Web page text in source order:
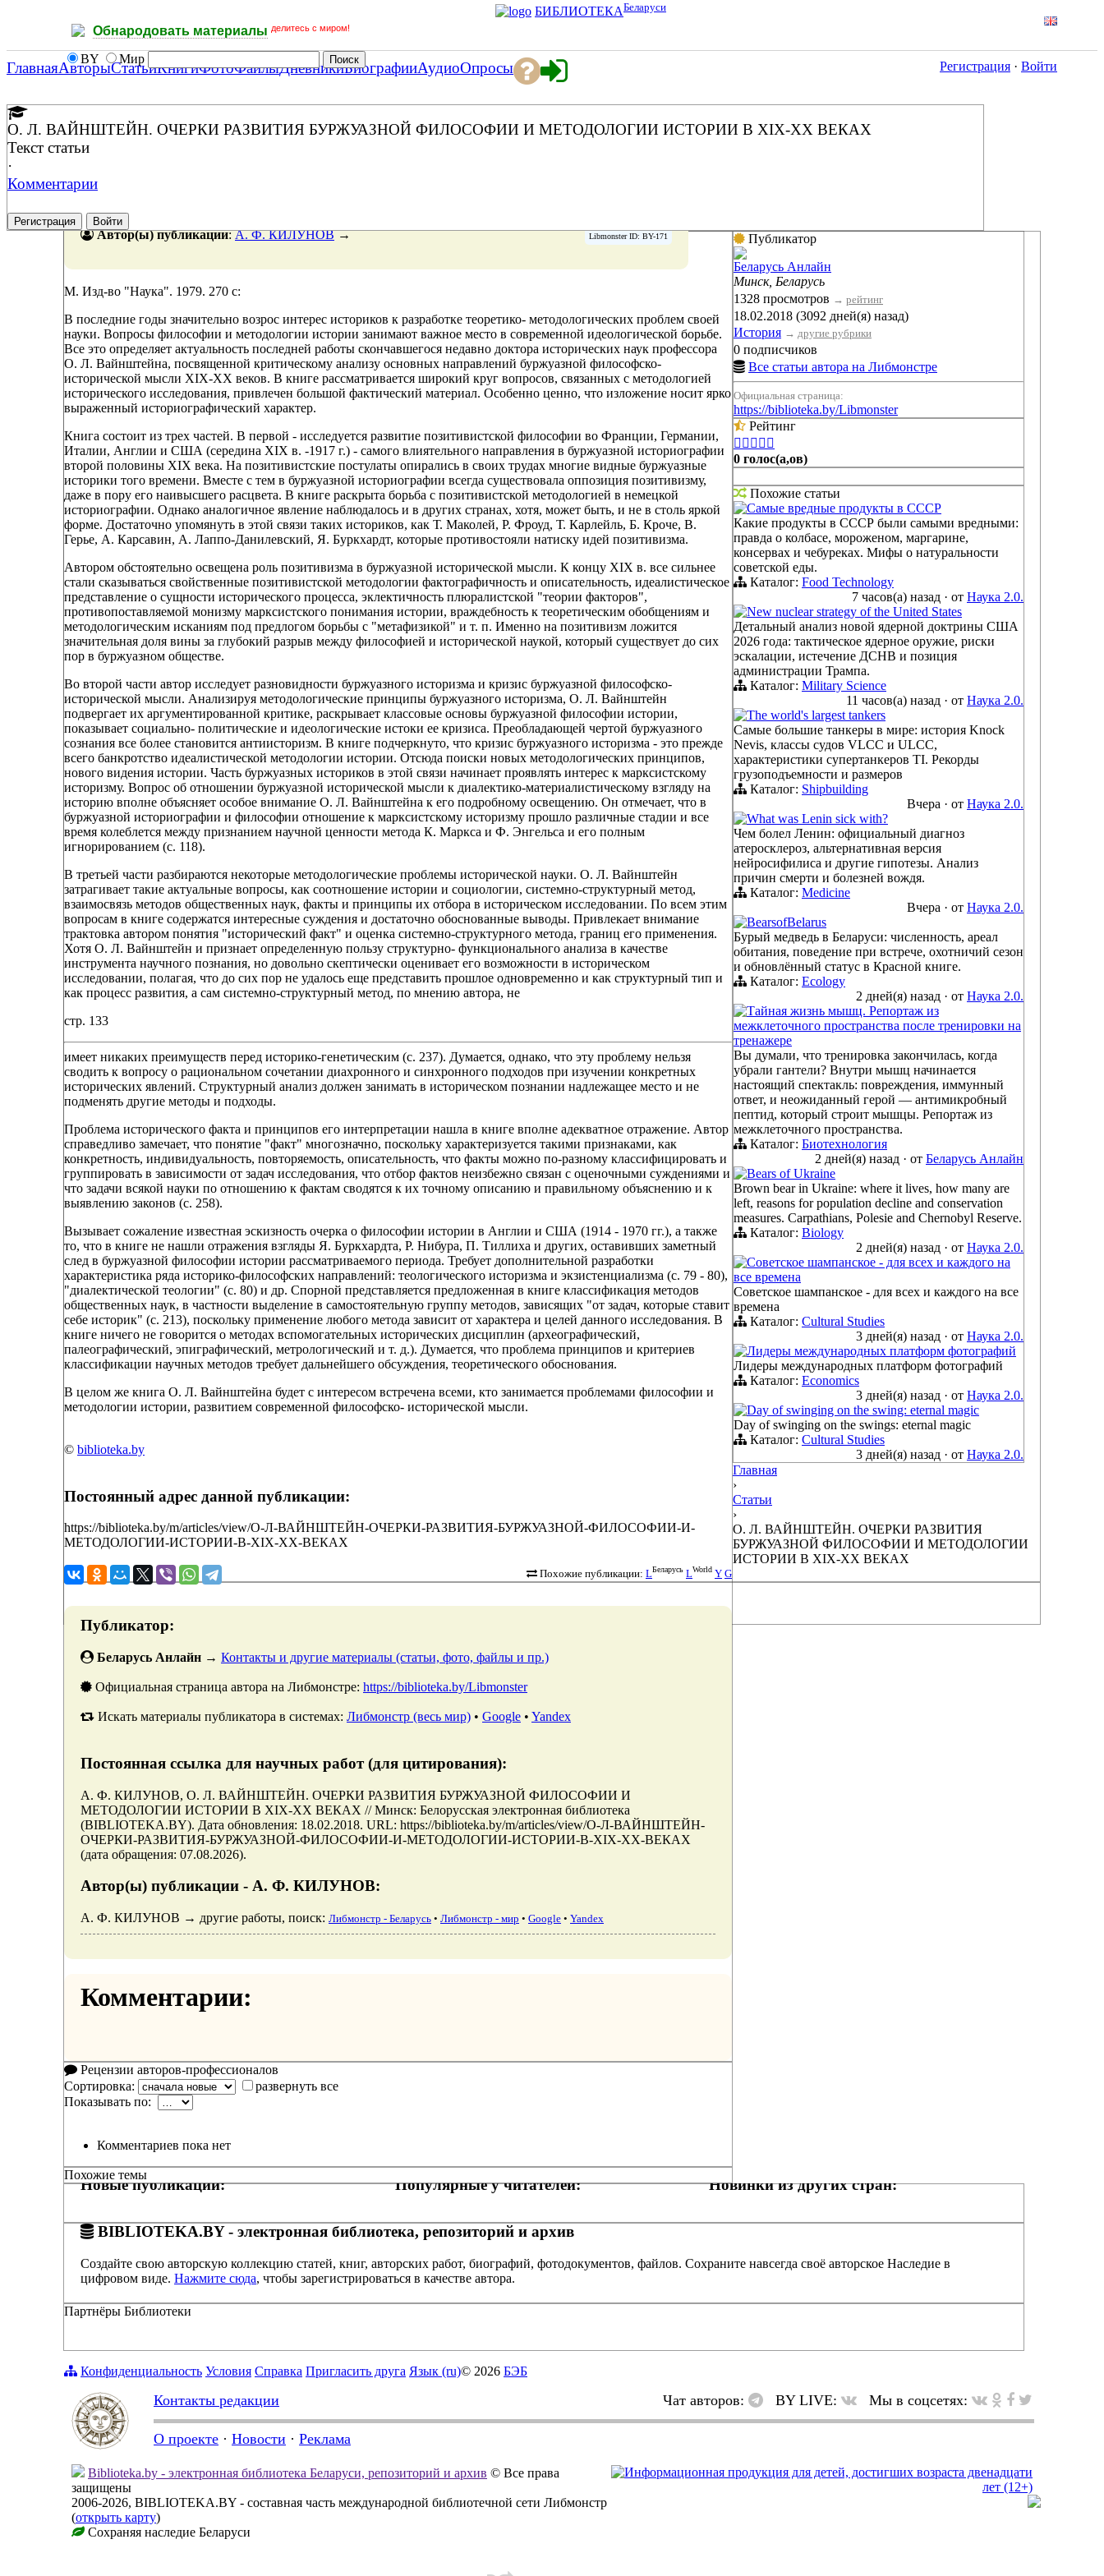
Обнародовать материалы делитесь с миром!
BY Мир
БИБЛИОТЕКАБеларуси
Регистрация · Войти
ГлавнаяАвторыСтатьиКнигиФотоФайлыДневникиБиографииАудиоОпросы
О. Л. ВАЙНШТЕЙН. ОЧЕРКИ РАЗВИТИЯ БУРЖУАЗНОЙ ФИЛОСОФИИ И МЕТОДОЛОГИИ ИСТОРИИ В XIX-XX ВЕКАХ
Текст статьи
·
Комментарии
Регистрация Войти
Libmonster ID: BY-171
Автор(ы) публикации:А. Ф. КИЛУНОВ→
М. Изд-во "Наука". 1979. 270 с:
В последние годы значительно возрос интерес историков к разработке теоретико- методологических проблем своей
науки. Вопросы философии и методологии истории занимают важное место в современной идеологической борьбе.
Все это определяет актуальность последней работы скончавшегося недавно доктора исторических наук профессора
О. Л. Вайнштейна, посвященной критическому анализу основных направлений буржуазной философско-
исторической мысли XIX-XX веков. В книге рассматривается широкий круг вопросов, связанных с методологией
исторического исследования, привлечен большой фактический материал. Особенно ценно, что изложение носит ярко
выраженный историографический характер.
Книга состоит из трех частей. В первой - исследуется развитие позитивистской философии во Франции, Германии,
Италии, Англии и США (середина XIX в. -1917 г.) - самого влиятельного направления в буржуазной историографии
второй половины XIX века. На позитивистские постулаты опирались в своих трудах многие видные буржуазные
историки того времени. Вместе с тем в буржуазной историографии всегда существовала оппозиция позитивизму,
даже в пору его наивысшего расцвета. В книге раскрыта борьба с позитивистской методологией в немецкой
историографии. Однако аналогичное явление наблюдалось и в других странах, хотя, может быть, и не в столь яркой
форме. Достаточно упомянуть в этой связи таких историков, как Т. Маколей, Р. Фроуд, Т. Карлейль, Б. Кроче, В.
Герье, А. Карсавин, А. Лаппо-Данилевский, Я. Буркхардт, которые противостояли натиску идей позитивизма.
Автором обстоятельно освещена роль позитивизма в буржуазной исторической мысли. К концу XIX в. все сильнее
стали сказываться свойственные позитивистской методологии фактографичность и описательность, идеалистическое
представление о сущности исторического процесса, эклектичность плюралистской "теории факторов",
противопоставляемой монизму марксистского понимания истории, враждебность к теоретическим обобщениям и
методологическим исканиям под предлогом борьбы с "метафизикой" и т. п. Именно на позитивизм ложится
значительная доля вины за глубокий разрыв между философией и исторической наукой, который существует до сих
пор в буржуазном обществе.
Во второй части автор исследует разновидности буржуазного историзма и кризис буржуазной философско-
исторической мысли. Анализируя методологические принципы буржуазного историзма, О. Л. Вайнштейн
подвергает их аргументированной критике, раскрывает классовые основы буржуазной философии истории,
показывает социально- политические и идеологические истоки ее кризиса. Преобладающей чертой буржуазного
сознания все более становится антиисторизм. В книге подчеркнуто, что кризис буржуазного историзма - это прежде
всего банкротство идеалистической методологии истории. Отсюда поиски новых методологических принципов,
нового видения истории. Часть буржуазных историков в этой связи начинает проявлять интерес к марксистскому
историзму. Вопрос об отношении буржуазной исторической мысли к диалектико-материалистическому взгляду на
историю вполне объясняет особое внимание О. Л. Вайнштейна к его подробному освещению. Он отмечает, что в
буржуазной историографии и философии отношение к марксистскому историзму прошло различные стадии и все
время колеблется между признанием научной ценности метода К. Маркса и Ф. Энгельса и его полным
игнорированием (с. 118).
В третьей части разбираются некоторые методологические проблемы исторической науки. О. Л. Вайнштейн
затрагивает такие актуальные вопросы, как соотношение истории и социологии, системно-структурный метод,
взаимосвязь методов общественных наук, факты и принципы их отбора в историческом исследовании. По всем этим
вопросам в книге содержатся интересные суждения и достаточно обоснованные выводы. Привлекает внимание
трактовка автором понятия "исторический факт" и оценка системно-структурного метода, границ его применения.
Хотя О. Л. Вайнштейн и признает определенную пользу структурно- функционального анализа в качестве
инструмента научного познания, но довольно скептически оценивает его возможности в историческом
исследовании, полагая, что до сих пор не удалось еще представить прошлое одновременно и как структурный тип и
как процесс развития, а сам системно-структурный метод, по мнению автора, не
стр. 133
имеет никаких преимуществ перед историко-генетическим (с. 237). Думается, однако, что эту проблему нельзя
сводить к вопросу о рациональном сочетании диахронного и синхронного подходов при изучении конкретных
исторических явлений. Структурный анализ должен занимать в историческом познании надлежащее место и не
подменять другие методы и подходы.
Проблема исторического факта и принципов его интерпретации нашла в книге вполне адекватное отражение. Автор
справедливо замечает, что понятие "факт" многозначно, поскольку характеризуется такими признаками, как
конкретность, индивидуальность, повторяемость, описательность, что факты можно по-разному классифицировать и
группировать в зависимости от задач исследования, что отбор фактов неизбежно связан с оценочными суждениями и
что задачи всякой науки по отношению к фактам сводятся к их точному описанию и правильному объяснению и к
выявлению законов (с. 258).
Вызывает сожаление известная эскизность очерка о философии истории в Англии и США (1914 - 1970 гг.), а также
то, что в книге не нашли отражения взгляды Я. Буркхардта, Р. Нибура, П. Тиллиха и других, оставивших заметный
след в буржуазной философии истории рассматриваемого периода. Требует дополнительной разработки
характеристика ряда историко-философских направлений: теологического историзма и экзистенциализма (с. 79 - 80),
"диалектической теологии" (с. 80) и др. Спорной представляется предложенная в книге классификация методов
общественных наук, в частности выделение в самостоятельную группу методов, зависящих "от задач, которые ставит
себе историк" (с. 213), поскольку применение любого метода зависит от характера и целей данного исследования. В
книге ничего не говорится о методах вспомогательных исторических дисциплин (археографический,
палеографический, эпиграфический, метрологический и т. д.). Думается, что проблема принципов и критериев
классификации научных методов требует дальнейшего обсуждения, теоретического обоснования.
В целом же книга О. Л. Вайнштейна будет с интересом встречена всеми, кто занимается проблемами философии и
методологии истории, развитием современной философско- исторической мысли.
© biblioteka.by
Постоянный адрес данной публикации:
https://biblioteka.by/m/articles/view/О-Л-ВАЙНШТЕЙН-ОЧЕРКИ-РАЗВИТИЯ-БУРЖУАЗНОЙ-ФИЛОСОФИИ-И-
МЕТОДОЛОГИИ-ИСТОРИИ-В-XIX-XX-ВЕКАХ
Похожие публикации: LБеларусь LWorld Y G
Публикатор:
Беларусь Анлайн → Контакты и другие материалы (статьи, фото, файлы и пр.)
Официальная страница автора на Либмонстре: https://biblioteka.by/Libmonster
Искать материалы публикатора в системах: Либмонстр (весь мир) • Google • Yandex
Постоянная ссылка для научных работ (для цитирования):
А. Ф. КИЛУНОВ, О. Л. ВАЙНШТЕЙН. ОЧЕРКИ РАЗВИТИЯ БУРЖУАЗНОЙ ФИЛОСОФИИ И
МЕТОДОЛОГИИ ИСТОРИИ В XIX-XX ВЕКАХ // Минск: Белорусская электронная библиотека
(BIBLIOTEKA.BY). Дата обновления: 18.02.2018. URL: https://biblioteka.by/m/articles/view/О-Л-ВАЙНШТЕЙН-
ОЧЕРКИ-РАЗВИТИЯ-БУРЖУАЗНОЙ-ФИЛОСОФИИ-И-МЕТОДОЛОГИИ-ИСТОРИИ-В-XIX-XX-ВЕКАХ
(дата обращения: 07.08.2026).
Автор(ы) публикации - А. Ф. КИЛУНОВ:
А. Ф. КИЛУНОВ → другие работы, поиск: Либмонстр - Беларусь • Либмонстр - мир • Google • Yandex
Комментарии:
Рецензии авторов-профессионалов
Сортировка:
развернуть все
Показывать по:
Комментариев пока нет
Похожие темы
Публикатор
Беларусь Анлайн
Минск, Беларусь
1328 просмотров → рейтинг
18.02.2018 (3092 дней(я) назад)
История → другие рубрики
0 подписчиков
Все статьи автора на Либмонстре
Официальная страница:
https://biblioteka.by/Libmonster
Рейтинг
    
0 голос(а,ов)
Похожие статьи
Самые вредные продукты в СССР
Какие продукты в СССР были самыми вредными:
правда о колбасе, мороженом, маргарине,
консервах и чебуреках. Мифы о натуральности
советской еды.
Каталог: Food Technology
7 часов(а) назад · от Наука 2.0.
New nuclear strategy of the United States
Детальный анализ новой ядерной доктрины США
2026 года: тактическое ядерное оружие, риски
эскалации, истечение ДСНВ и позиция
администрации Трампа.
Каталог: Military Science
11 часов(а) назад · от Наука 2.0.
The world's largest tankers
Самые большие танкеры в мире: история Knock
Nevis, классы судов VLCC и ULCC,
характеристики супертанкеров TI. Рекорды
грузоподъемности и размеров
Каталог: Shipbuilding
Вчера · от Наука 2.0.
What was Lenin sick with?
Чем болел Ленин: официальный диагноз
атеросклероз, альтернативная версия
нейросифилиса и другие гипотезы. Анализ
причин смерти и болезней вождя.
Каталог: Medicine
Вчера · от Наука 2.0.
BearsofBelarus
Бурый медведь в Беларуси: численность, ареал
обитания, поведение при встрече, охотничий сезон
и обновлённый статус в Красной книге.
Каталог: Ecology
2 дней(я) назад · от Наука 2.0.
Тайная жизнь мышц. Репортаж из
межклеточного пространства после тренировки на
тренажере
Вы думали, что тренировка закончилась, когда
убрали гантели? Внутри мышц начинается
настоящий спектакль: повреждения, иммунный
ответ, и неожиданный герой — антимикробный
пептид, который строит мышцы. Репортаж из
межклеточного пространства.
Каталог: Биотехнология
2 дней(я) назад · от Беларусь Анлайн
Bears of Ukraine
Brown bear in Ukraine: where it lives, how many are
left, reasons for population decline and conservation
measures. Carpathians, Polesie and Chernobyl Reserve.
Каталог: Biology
2 дней(я) назад · от Наука 2.0.
Советское шампанское - для всех и каждого на
все времена
Советское шампанское - для всех и каждого на все
времена
Каталог: Cultural Studies
3 дней(я) назад · от Наука 2.0.
Лидеры международных платформ фотографий
Лидеры международных платформ фотографий
Каталог: Economics
3 дней(я) назад · от Наука 2.0.
Day of swinging on the swing: eternal magic
Day of swinging on the swings: eternal magic
Каталог: Cultural Studies
3 дней(я) назад · от Наука 2.0.
Новые публикации: Популярные у читателей: Новинки из других стран:
BIBLIOTEKA.BY - электронная библиотека, репозиторий и архив
Создайте свою авторскую коллекцию статей, книг, авторских работ, биографий, фотодокументов, файлов. Сохраните навсегда своё авторское Наследие в
цифровом виде. Нажмите сюда, чтобы зарегистрироваться в качестве автора.
Партнёры Библиотеки
Главная
›
Статьи
›
О. Л. ВАЙНШТЕЙН. ОЧЕРКИ РАЗВИТИЯ
БУРЖУАЗНОЙ ФИЛОСОФИИ И МЕТОДОЛОГИИ
ИСТОРИИ В XIX-XX ВЕКАХ
Конфиденциальность Условия Справка Пригласить друга Язык (ru)© 2026 БЭБ
Контакты редакции Чат авторов: BY LIVE: Мы в соцсетях:
О проекте · Новости · Реклама
Biblioteka.by - электронная библиотека Беларуси, репозиторий и архив © Все права
защищены
2006-2026, BIBLIOTEKA.BY - составная часть международной библиотечной сети Либмонстр
(открыть карту)
Сохраняя наследие Беларуси